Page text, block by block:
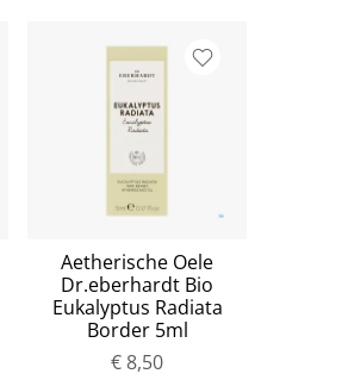
Aetherische Oele
Dr.eberhardt Bio
Eukalyptus Radiata
Border 5ml
€ 8,50